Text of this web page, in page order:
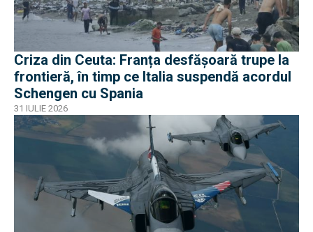
Criza din Ceuta: Franța desfășoară trupe la
frontieră, în timp ce Italia suspendă acordul
Schengen cu Spania
31 IULIE 2026